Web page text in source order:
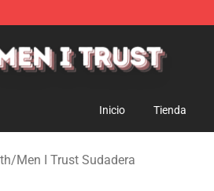
Inicio Tienda
/Men I Trust Sudadera